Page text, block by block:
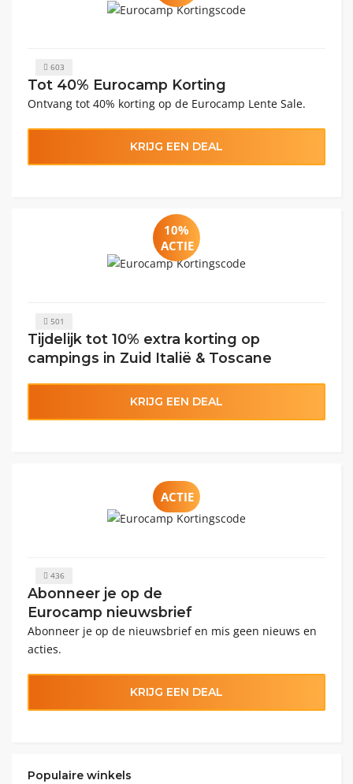
603
Tot 40% Eurocamp Korting
Ontvang tot 40% korting op de Eurocamp Lente Sale.
KRIJG EEN DEAL
10%
ACTIE
501
Tijdelijk tot 10% extra korting op
campings in Zuid Italië & Toscane
KRIJG EEN DEAL
ACTIE
436
Abonneer je op de
Eurocamp nieuwsbrief
Abonneer je op de nieuwsbrief en mis geen nieuws en
acties.
KRIJG EEN DEAL
Populaire winkels